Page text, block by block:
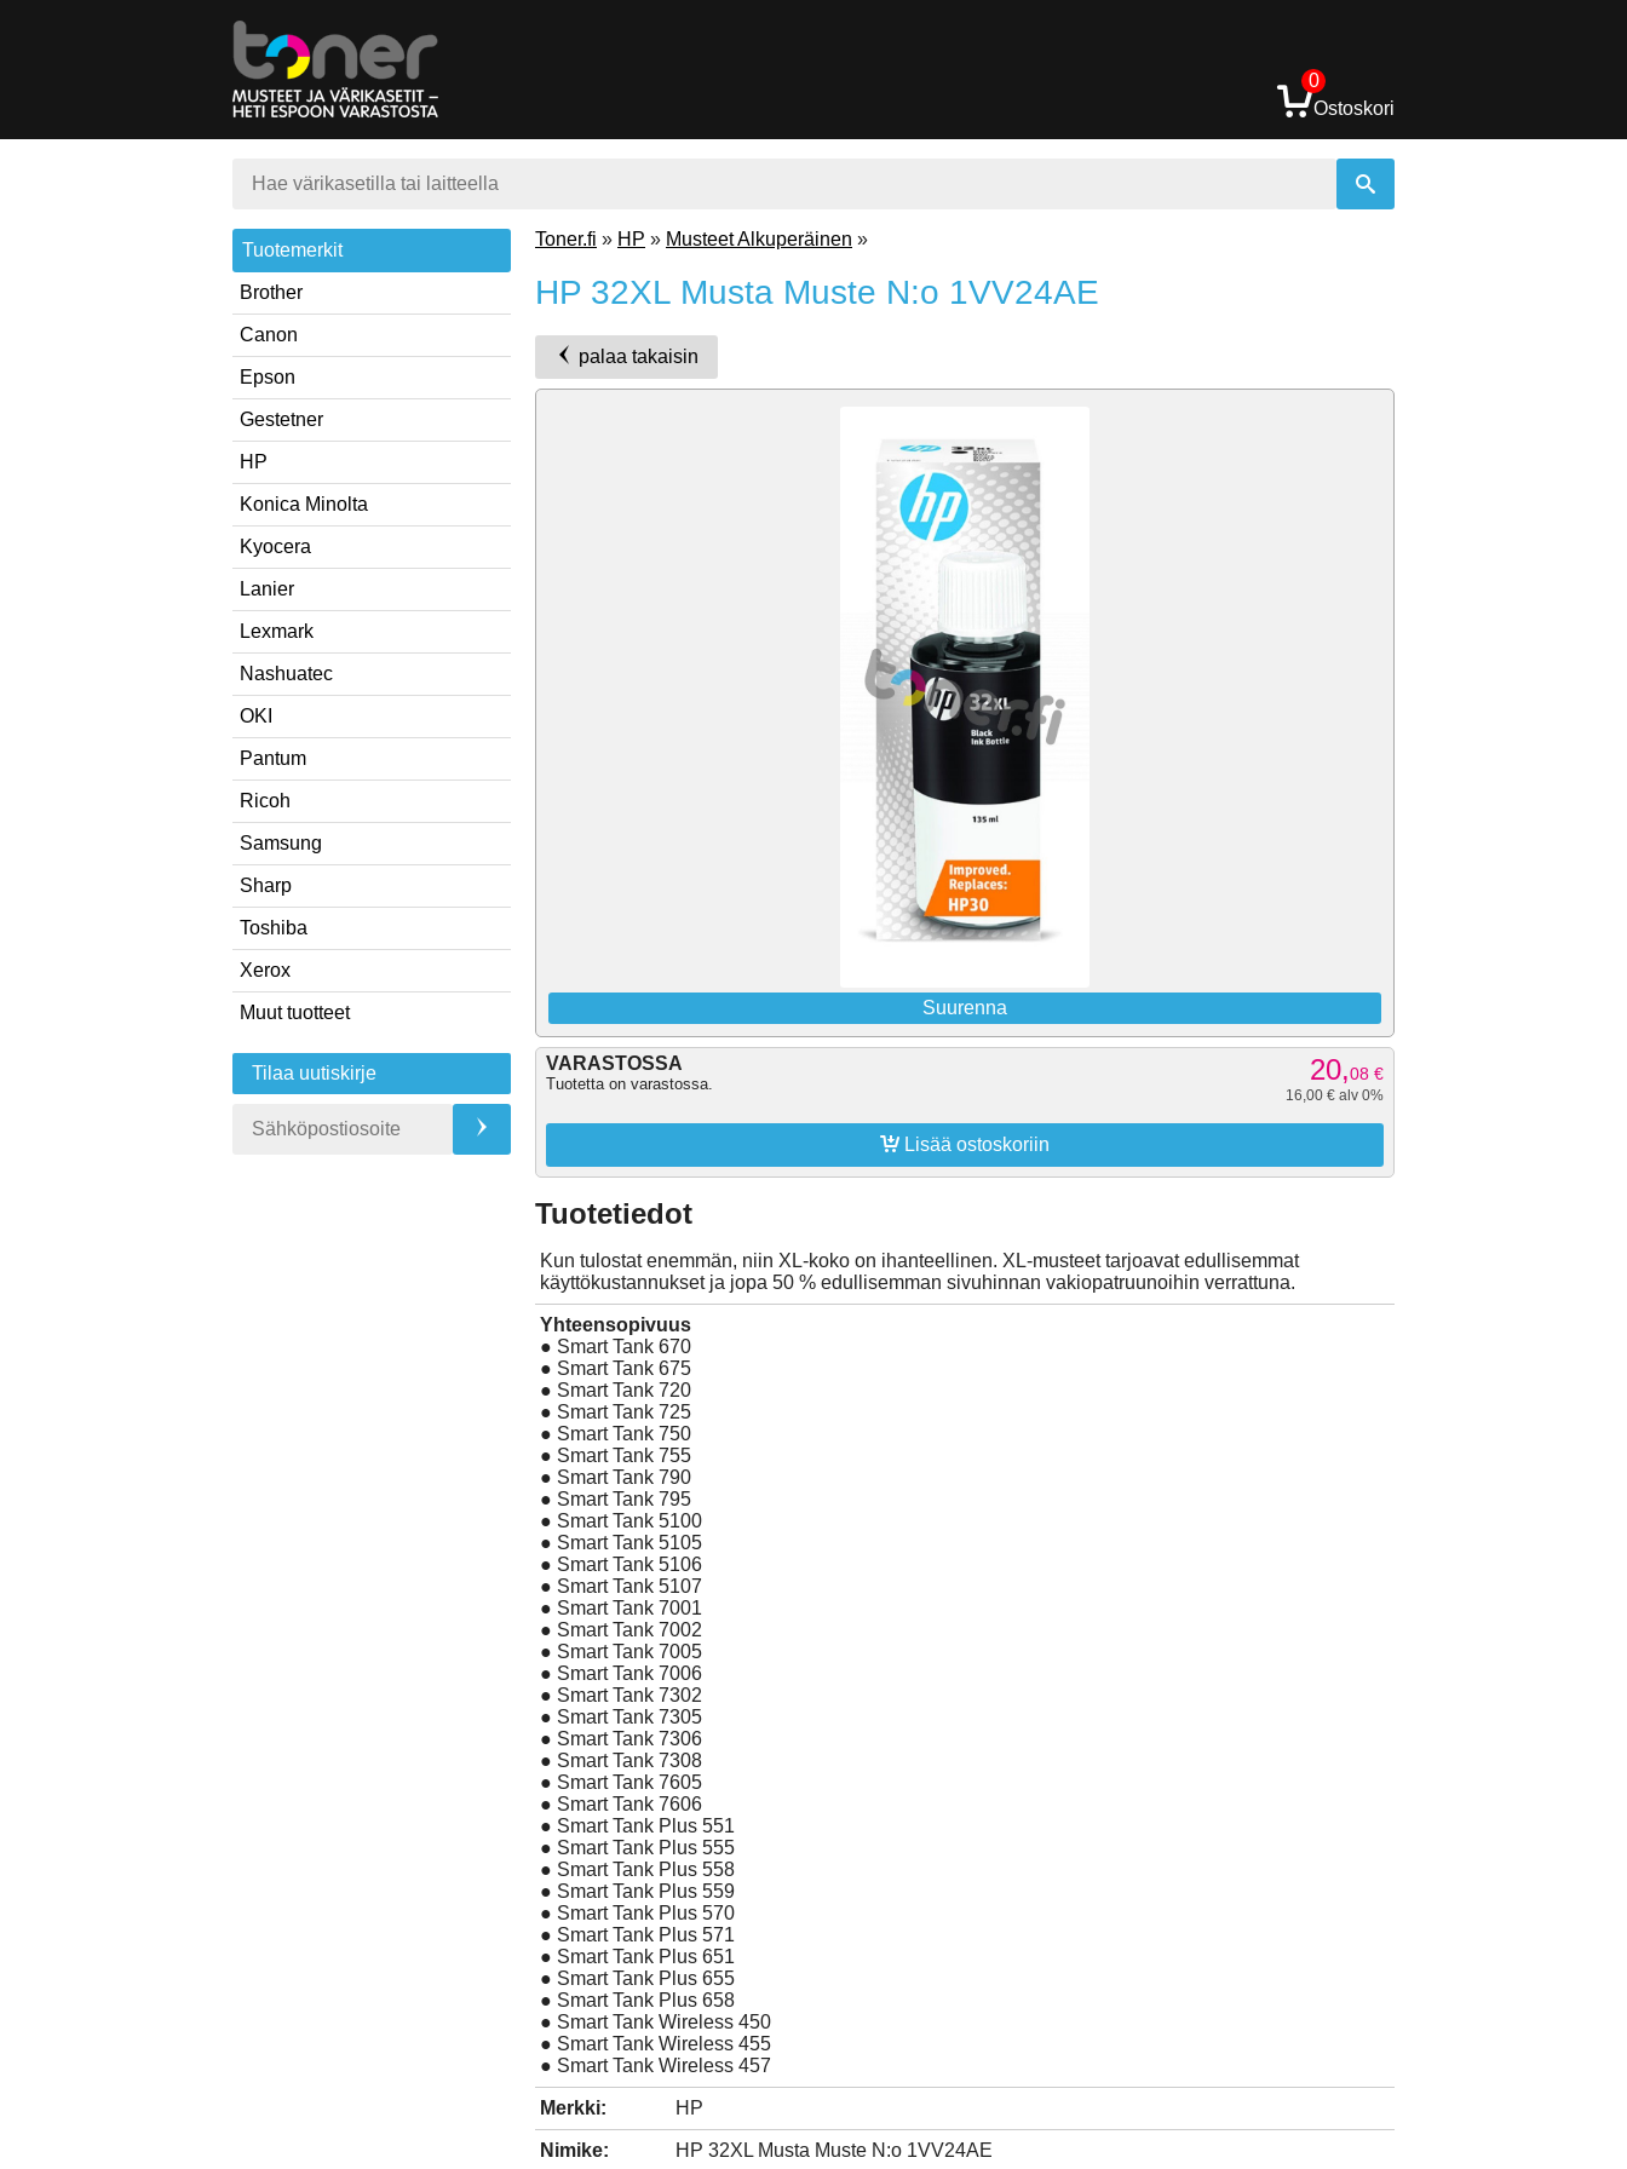
0
Ostoskori
Tuotemerkit
Brother
Canon
Epson
Gestetner
HP
Konica Minolta
Kyocera
Lanier
Lexmark
Nashuatec
OKI
Pantum
Ricoh
Samsung
Sharp
Toshiba
Xerox
Muut tuotteet
Tilaa uutiskirje
Toner.fi » HP » Musteet Alkuperäinen »
HP 32XL Musta Muste N:o 1VV24AE
palaa takaisin
Suurenna
VARASTOSSA
Tuotetta on varastossa. 20,08 €
16,00 € alv 0%
 Lisää ostoskoriin
Tuotetiedot
Kun tulostat enemmän, niin XL-koko on ihanteellinen. XL-musteet tarjoavat edullisemmat
käyttökustannukset ja jopa 50 % edullisemman sivuhinnan vakiopatruunoihin verrattuna.
Yhteensopivuus
● Smart Tank 670
● Smart Tank 675
● Smart Tank 720
● Smart Tank 725
● Smart Tank 750
● Smart Tank 755
● Smart Tank 790
● Smart Tank 795
● Smart Tank 5100
● Smart Tank 5105
● Smart Tank 5106
● Smart Tank 5107
● Smart Tank 7001
● Smart Tank 7002
● Smart Tank 7005
● Smart Tank 7006
● Smart Tank 7302
● Smart Tank 7305
● Smart Tank 7306
● Smart Tank 7308
● Smart Tank 7605
● Smart Tank 7606
● Smart Tank Plus 551
● Smart Tank Plus 555
● Smart Tank Plus 558
● Smart Tank Plus 559
● Smart Tank Plus 570
● Smart Tank Plus 571
● Smart Tank Plus 651
● Smart Tank Plus 655
● Smart Tank Plus 658
● Smart Tank Wireless 450
● Smart Tank Wireless 455
● Smart Tank Wireless 457
Merkki: HP
Nimike: HP 32XL Musta Muste N:o 1VV24AE